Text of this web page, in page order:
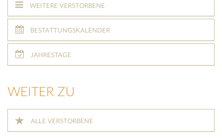
WEITERE VERSTORBENE
BESTATTUNGSKALENDER
JAHRESTAGE
WEITER ZU
ALLE VERSTORBENE